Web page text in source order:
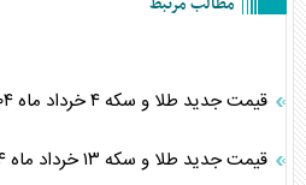
قیمت جدید طلا و سکه ۴ خرداد ماه ۱۴۰۴ / طلا و سکه ریزش کرد
قیمت جدید طلا و سکه ۱۳ خرداد ماه ۱۴۰۴